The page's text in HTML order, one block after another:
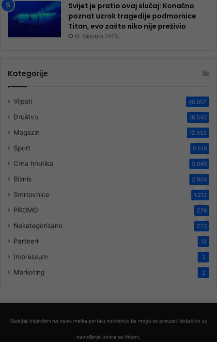
Svijet je pratio ovaj slučaj: Konačno
poznat uzrok tragedije podmornice
Titan, evo zašto niko nije preživio
16. Oktobra 2025.
Kategorije
Vijesti 46.007
Društvo 18.542
Magazin 12.552
Sport 8.519
Crna hronika 5.046
Biznis 2.909
Smrtovnice 1.212
PROMO 278
Nekategorisano 273
Partneri 13
Impressum 2
Marketing 2
Sadržaji objavljeni na news media portalu novikonjic.ba mogu se preuzeti isključivo uz
navođenje izvora sa linkom.